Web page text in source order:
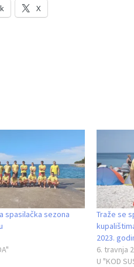
X
spasilačka sezona
Traže se
2023.
6. travnja
U "KOD